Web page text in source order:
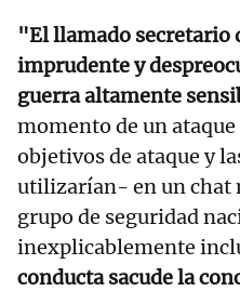
"El llamado secretario
imprudente y
guerra altamente
momento de un
objetivos de ataque y
utilizarían- en un chat
grupo de seguridad
inexplicablemente
conducta sacude la